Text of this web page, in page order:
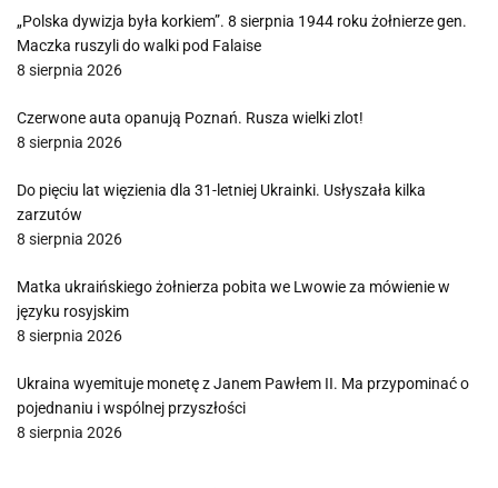
„Polska dywizja była korkiem”. 8 sierpnia 1944 roku żołnierze gen.
Maczka ruszyli do walki pod Falaise
8 sierpnia 2026
Czerwone auta opanują Poznań. Rusza wielki zlot!
8 sierpnia 2026
Do pięciu lat więzienia dla 31-letniej Ukrainki. Usłyszała kilka
zarzutów
8 sierpnia 2026
Matka ukraińskiego żołnierza pobita we Lwowie za mówienie w
języku rosyjskim
8 sierpnia 2026
Ukraina wyemituje monetę z Janem Pawłem II. Ma przypominać o
pojednaniu i wspólnej przyszłości
8 sierpnia 2026